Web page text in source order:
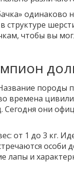
структуре
чтобы вы
породы
они
от 1 до 3 кг.
особи
лапы и